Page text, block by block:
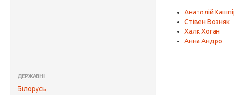
ДЕРЖАВНІ
Білорусь
Анатолій
Стівен Возняк
Халк Хоган
Анна Андро